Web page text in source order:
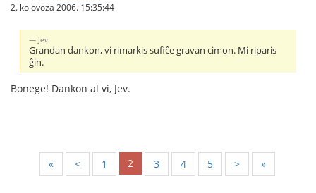
2. kolovoza 2006. 15:35:44
Jev:
Grandan dankon, vi rimarkis sufiĉe gravan cimon. Mi riparis
ĝin.
Bonege! Dankon al vi, Jev.
« < 1 2 3 4 5 > »